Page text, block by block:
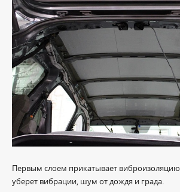
Первым слоем прикатывает виброизоляцию
уберет вибрации, шум от дождя и града.